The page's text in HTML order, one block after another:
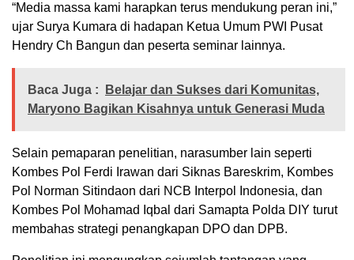
“Media massa kami harapkan terus mendukung peran ini,”
ujar Surya Kumara di hadapan Ketua Umum PWI Pusat
Hendry Ch Bangun dan peserta seminar lainnya.
Baca Juga :
Belajar dan Sukses dari Komunitas,
Maryono Bagikan Kisahnya untuk Generasi Muda
Selain pemaparan penelitian, narasumber lain seperti
Kombes Pol Ferdi Irawan dari Siknas Bareskrim, Kombes
Pol Norman Sitindaon dari NCB Interpol Indonesia, dan
Kombes Pol Mohamad Iqbal dari Samapta Polda DIY turut
membahas strategi penangkapan DPO dan DPB.